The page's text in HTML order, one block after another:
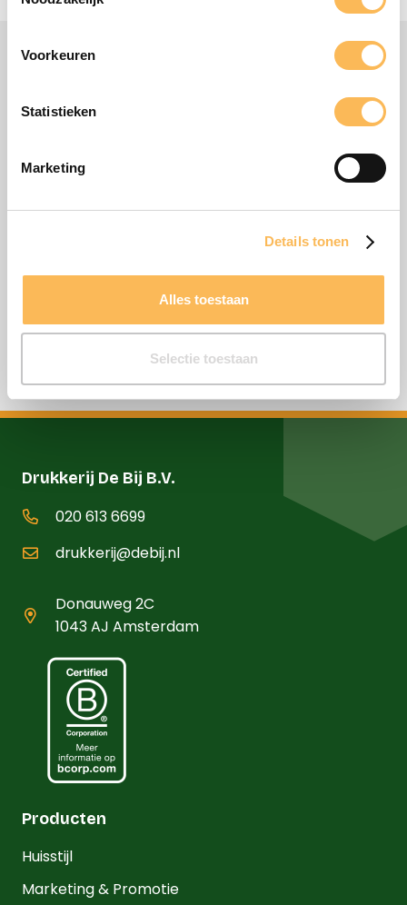
Voorkeuren
Statistieken
Marketing
Details tonen
Alles toestaan
Selectie toestaan
Drukkerij De Bij B.V.
020 613 6699
drukkerij@debij.nl
Donauweg 2C
1043 AJ Amsterdam
Producten
Huisstijl
Marketing & Promotie